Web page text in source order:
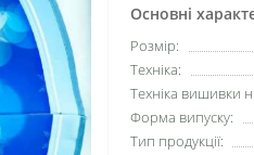
Основні
Розмір:
Техніка:
Техніка вишивки
Форма випуску:
Тип продукції: